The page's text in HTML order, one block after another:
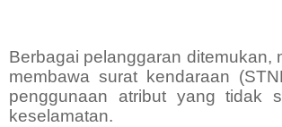
Berbagai pelanggaran ditemukan,
membawa surat kendaraan
penggunaan atribut yang tidak
keselamatan.